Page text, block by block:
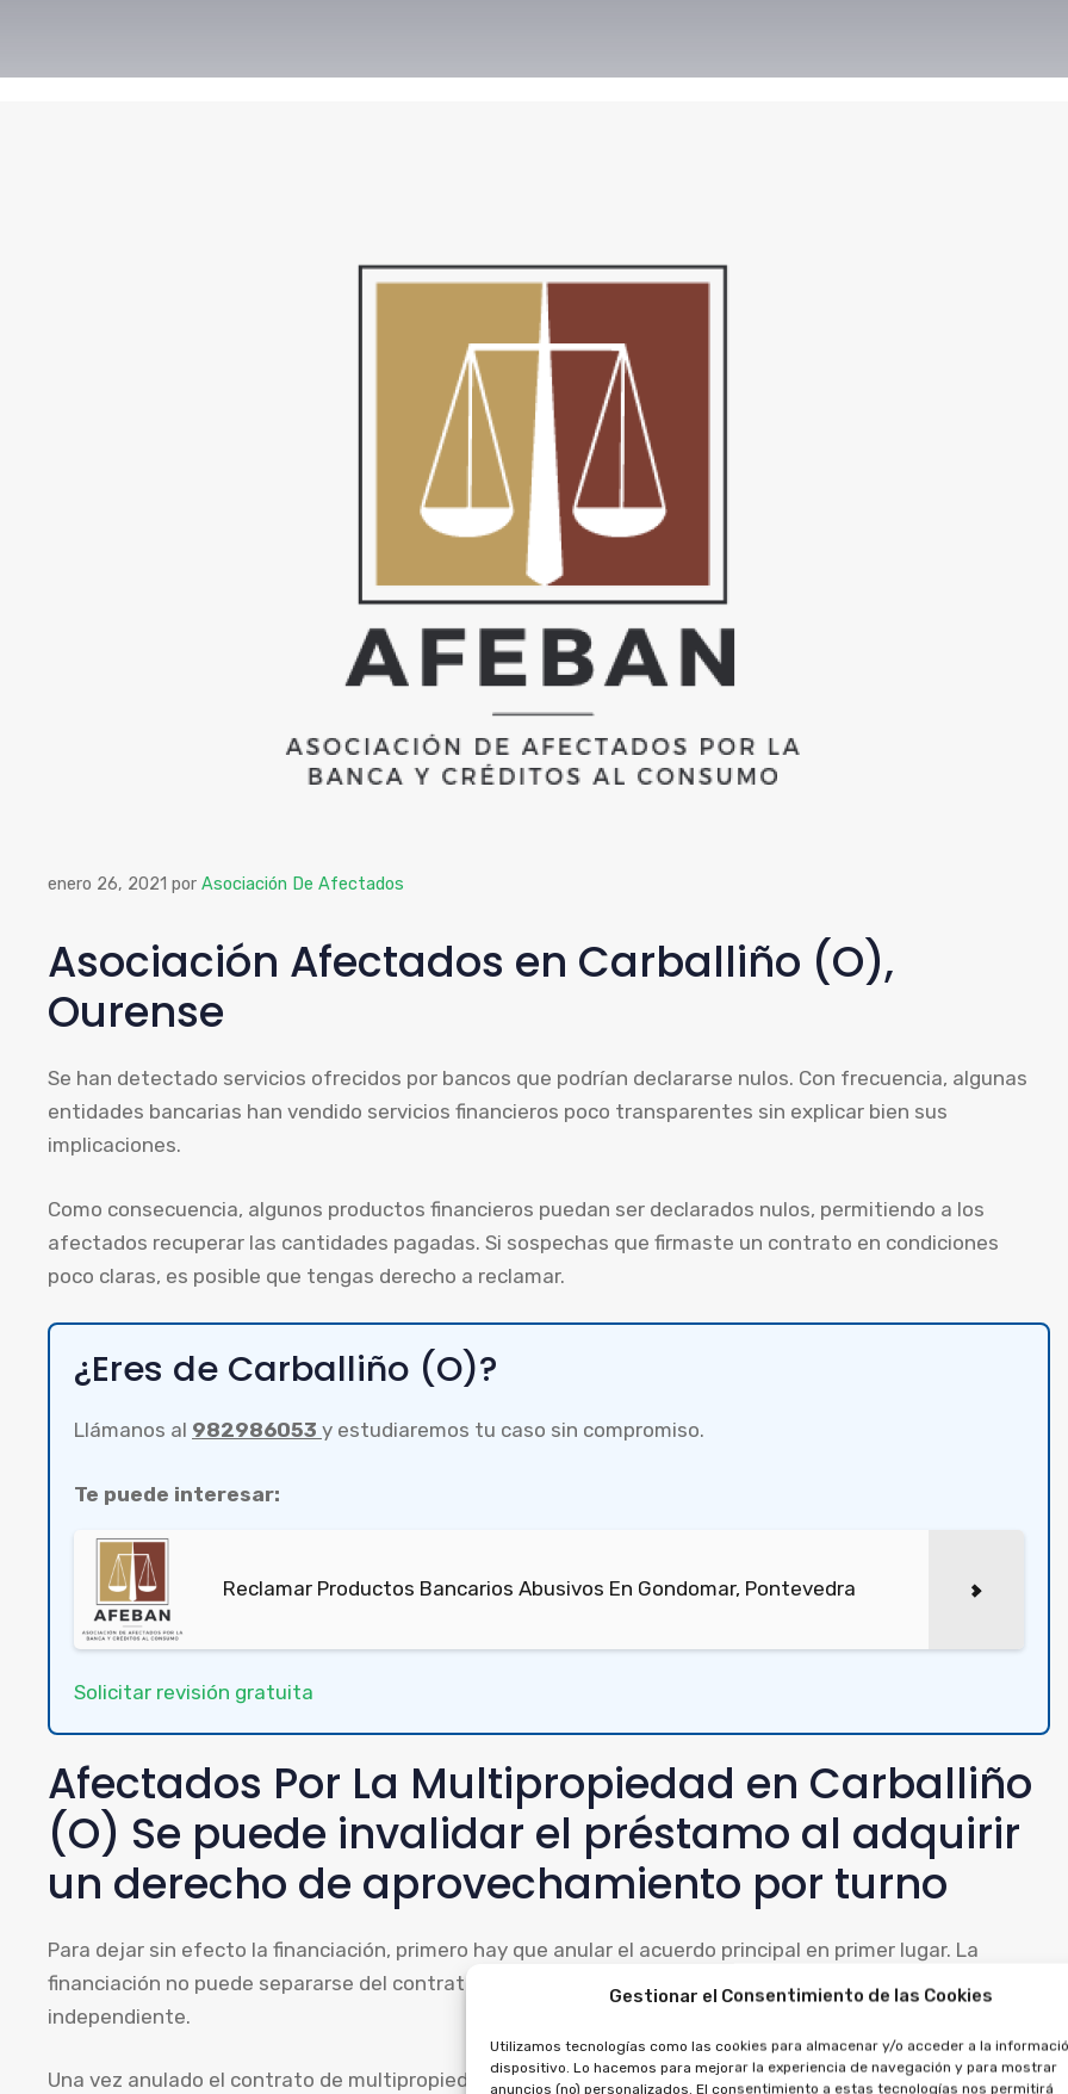
Gestionar el Consentimiento de las Cookies
Utilizamos tecnologías como las cookies para almacenar y/o acceder a la
dispositivo. Lo hacemos para mejorar la experiencia de navegación y para mostrar
anuncios (no) personalizados. El consentimiento a estas tecnologías nos permitirá
enero 26, 2021 por Asociación De Afectados
Asociación Afectados en Carballiño (O),
Ourense
Se han detectado servicios ofrecidos por bancos que podrían declararse nulos. Con frecuencia, algunas
entidades bancarias han vendido servicios financieros poco transparentes sin explicar bien sus
implicaciones.
Como consecuencia, algunos productos financieros puedan ser declarados nulos, permitiendo a los
afectados recuperar las cantidades pagadas. Si sospechas que firmaste un contrato en condiciones
poco claras, es posible que tengas derecho a reclamar.
¿Eres de Carballiño (O)?
Llámanos al 982986053 y estudiaremos tu caso sin compromiso.
Te puede interesar:
Reclamar Productos Bancarios Abusivos En Gondomar, Pontevedra
Solicitar revisión gratuita
Afectados Por La Multipropiedad en Carballiño
(O) Se puede invalidar el préstamo al adquirir
un derecho de aprovechamiento por turno
Para dejar sin efecto la financiación, primero hay que anular el acuerdo principal en primer lugar. La
financiación no puede separarse del contrato principal, así que no puede cancelarse de forma
independiente.
Una vez anulado el contrato de multipropiedad, puedes pedir que se cancele el préstamo, al tratarse de